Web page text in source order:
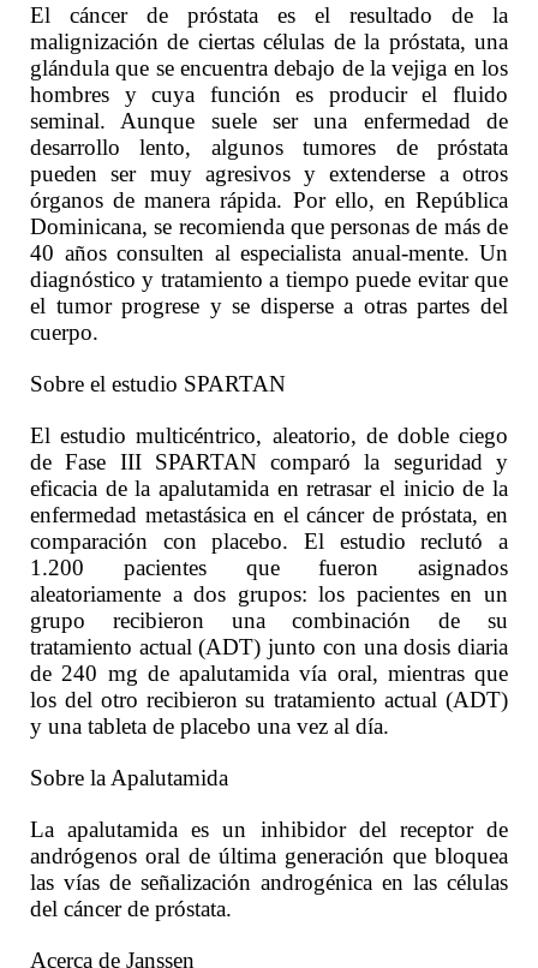
El cáncer de próstata es el resultado de la
malignización de ciertas células de la próstata, una
glándula que se encuentra debajo de la vejiga en los
hombres y cuya función es producir el fluido
seminal. Aunque suele ser una enfermedad de
desarrollo lento, algunos tumores de próstata
pueden ser muy agresivos y extenderse a otros
órganos de manera rápida. Por ello, en República
Dominicana, se recomienda que personas de más de
40 años consulten al especialista anual-mente. Un
diagnóstico y tratamiento a tiempo puede evitar que
el tumor progrese y se disperse a otras partes del
cuerpo.
Sobre el estudio SPARTAN
El estudio multicéntrico, aleatorio, de doble ciego
de Fase III SPARTAN comparó la seguridad y
eficacia de la apalutamida en retrasar el inicio de la
enfermedad metastásica en el cáncer de próstata, en
comparación con placebo. El estudio reclutó a
1.200 pacientes que fueron asignados
aleatoriamente a dos grupos: los pacientes en un
grupo recibieron una combinación de su
tratamiento actual (ADT) junto con una dosis diaria
de 240 mg de apalutamida vía oral, mientras que
los del otro recibieron su tratamiento actual (ADT)
y una tableta de placebo una vez al día.
Sobre la Apalutamida
La apalutamida es un inhibidor del receptor de
andrógenos oral de última generación que bloquea
las vías de señalización androgénica en las células
del cáncer de próstata.
Acerca de Janssen